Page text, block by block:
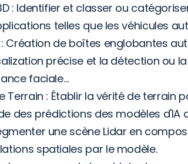
: Identifier et classer ou
telles que les véhicules
: Création de boîtes englobantes
précise et la détection ou
faciale…
Terrain : Établir la vérité de terrain
des prédictions des modèles d'IA
une scène Lidar en
spatiales par le modèle.